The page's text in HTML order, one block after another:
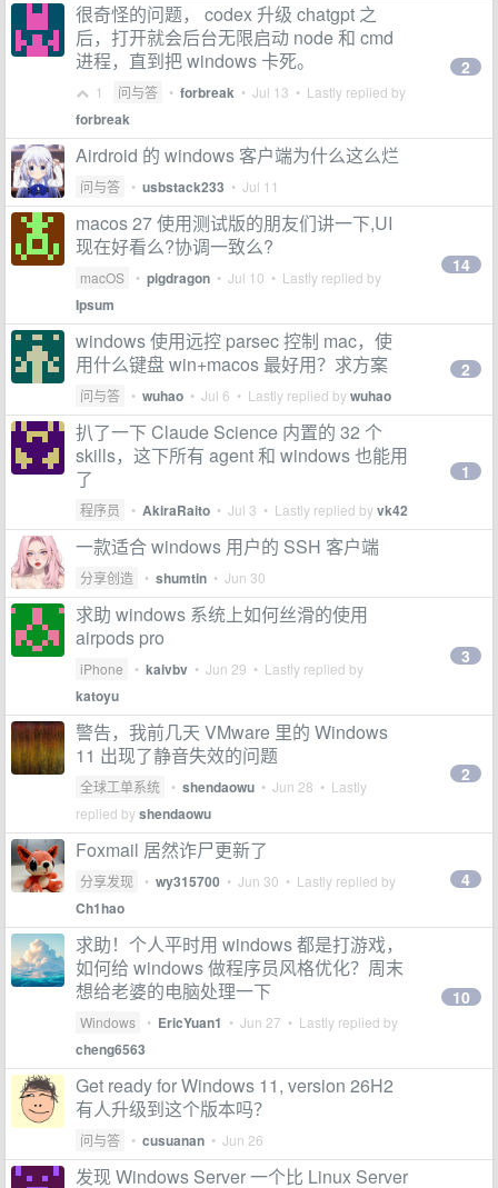
很奇怪的问题， codex 升级 chatgpt 之
后，打开就会后台无限启动 node 和 cmd
进程，直到把 windows 卡死。
1 问与答 • forbreak • Jul 13 • Lastly replied by
forbreak
2
Airdroid 的 windows 客户端为什么这么烂
问与答 • usbstack233 • Jul 11
macos 27 使用测试版的朋友们讲一下,UI
现在好看么?协调一致么?
macOS • pigdragon • Jul 10 • Lastly replied by
Ipsum
14
windows 使用远控 parsec 控制 mac，使
用什么键盘 win+macos 最好用？求方案
问与答 • wuhao • Jul 6 • Lastly replied bywuhao
2
扒了一下 Claude Science 内置的 32 个
skills，这下所有 agent 和 windows 也能用
了
程序员 • AkiraRaito • Jul 3 • Lastly replied byvk42
1
一款适合 windows 用户的 SSH 客户端
分享创造 • shumtin • Jun 30
求助 windows 系统上如何丝滑的使用
airpods pro
iPhone • kaivbv • Jun 29 • Lastly replied by
katoyu
3
警告，我前几天 VMware 里的 Windows
11 出现了静音失效的问题
全球工单系统 • shendaowu • Jun 28 • Lastly
replied byshendaowu
2
Foxmail 居然诈尸更新了
分享发现 • wy315700 • Jun 30 • Lastly replied by
Ch1hao
4
求助！个人平时用 windows 都是打游戏，
如何给 windows 做程序员风格优化？周末
想给老婆的电脑处理一下
Windows • EricYuan1 • Jun 27 • Lastly replied by
cheng6563
10
Get ready for Windows 11, version 26H2
有人升级到这个版本吗？
问与答 • cusuanan • Jun 26
发现 Windows Server 一个比 Linux Server